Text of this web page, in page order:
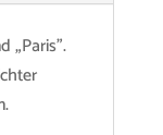
„Paris”.